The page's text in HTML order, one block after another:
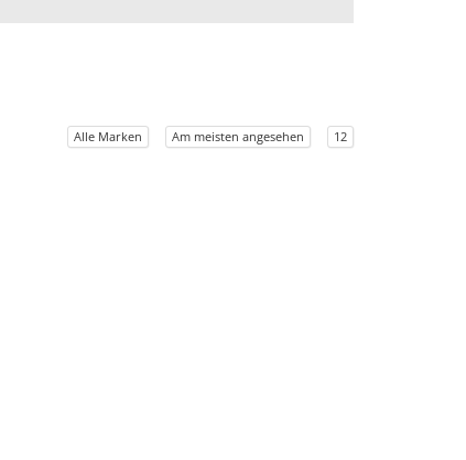
Alle Marken Am meisten angesehen 12